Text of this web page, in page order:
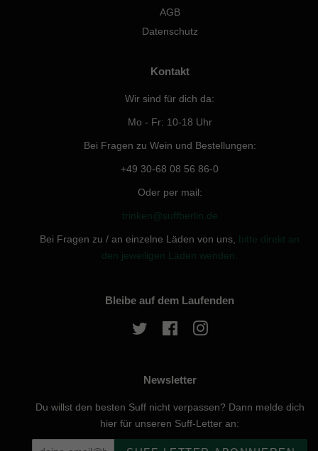
AGB
Datenschutz
Kontakt
Wir sind für dich da:
Mo - Fr: 10-18 Uhr
Bei Fragen zu Wein und Bestellungen:
+49 30-68 08 56 86-0
Oder per mail:
trinken@suffberlin.de
Bei Fragen zu / an einzelne Läden von uns, bitte direkt an
den jeweiligen Laden wenden.
Bleibe auf dem Laufenden
Twitter Facebook
Newsletter
Du willst den besten Suff nicht verpassen? Dann melde dich
hier für unseren Suff-Letter an: